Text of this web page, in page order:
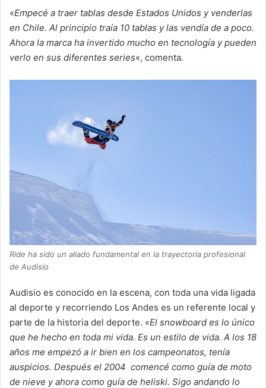
«Empecé a traer tablas desde Estados Unidos y venderlas
en Chile. Al principio traía 10 tablas y las vendía de a poco.
Ahora la marca ha invertido mucho en tecnología y pueden
verlo en sus diferentes series«, comenta.
Ride ha sido un aliado fundamental en la trayectoria profesional
de Audisio
Audisio es conocido en la escena, con toda una vida ligada
al deporte y recorriendo Los Andes es un referente local y
parte de la historia del deporte. «El snowboard es lo único
que he hecho en toda mi vida. Es un estilo de vida. A los 18
años me empezó a ir bien en los campeonatos, tenía
auspicios. Después el 2004 comencé como guía de moto
de nieve y ahora como guía de heliski. Sigo andando lo